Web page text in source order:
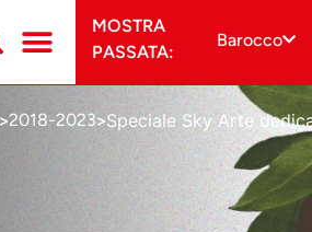
MOSTRA
PASSATA:
Barocco
>2018-2023>Speciale Sky Arte